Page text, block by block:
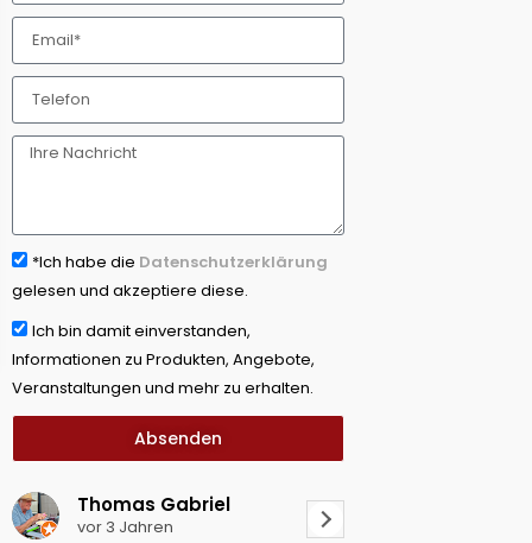
*Ich habe die Datenschutzerklärung
gelesen und akzeptiere diese.
Ich bin damit einverstanden,
Informationen zu Produkten, Angebote,
Veranstaltungen und mehr zu erhalten.
Absenden
Thomas Gabriel
vor 3 Jahren